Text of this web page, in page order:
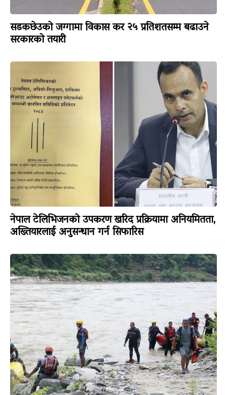
सडकछेउको जग्गामा विकास कर २५ प्रतिशतसम्म बढाउने
सरकारको तयारी
नेपाल टेलिभिजनको उपकरण खरिद प्रक्रियामा अनियमितता,
अख्तियारलाई अनुसन्धान गर्न सिफारिस